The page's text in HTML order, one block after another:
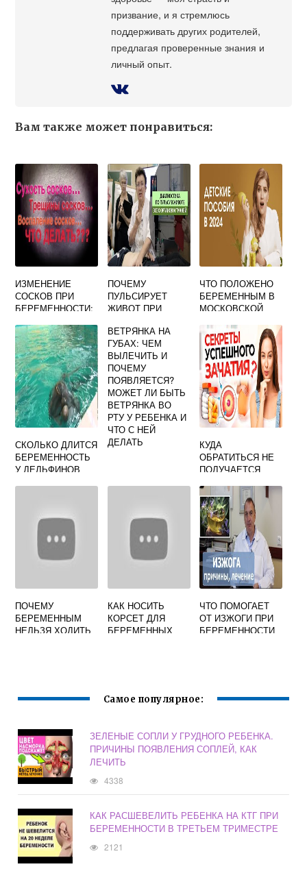
призвание, и я стремлюсь
поддерживать других родителей,
предлагая проверенные знания и
личный опыт.
Вам также может понравиться:
ИЗМЕНЕНИЕ
СОСКОВ ПРИ
БЕРЕМЕННОСТИ:
СУХОСТЬ, НАЛЕТ
ПОЧЕМУ
ПУЛЬСИРУЕТ
ЖИВОТ ПРИ
ЧТО ПОЛОЖЕНО
БЕРЕМЕННЫМ В
МОСКОВСКОЙ
СКОЛЬКО ДЛИТСЯ
БЕРЕМЕННОСТЬ
У ДЕЛЬФИНОВ
ВЕТРЯНКА НА
ГУБАХ: ЧЕМ
ВЫЛЕЧИТЬ И
ПОЧЕМУ
ПОЯВЛЯЕТСЯ?
МОЖЕТ ЛИ БЫТЬ
ВЕТРЯНКА ВО
РТУ У РЕБЕНКА И
ЧТО С НЕЙ
ДЕЛАТЬ
КУДА
ОБРАТИТЬСЯ НЕ
ПОЛУЧАЕТСЯ
ПОЧЕМУ
БЕРЕМЕННЫМ
НЕЛЬЗЯ ХОДИТЬ
КАК НОСИТЬ
КОРСЕТ ДЛЯ
БЕРЕМЕННЫХ
ЧТО ПОМОГАЕТ
ОТ ИЗЖОГИ ПРИ
БЕРЕМЕННОСТИ
Самое популярное:
ЗЕЛЕНЫЕ СОПЛИ У ГРУДНОГО РЕБЕНКА.
ПРИЧИНЫ ПОЯВЛЕНИЯ СОПЛЕЙ, КАК
ЛЕЧИТЬ
4338
КАК РАСШЕВЕЛИТЬ РЕБЕНКА НА КТГ ПРИ
БЕРЕМЕННОСТИ В ТРЕТЬЕМ ТРИМЕСТРЕ
2121